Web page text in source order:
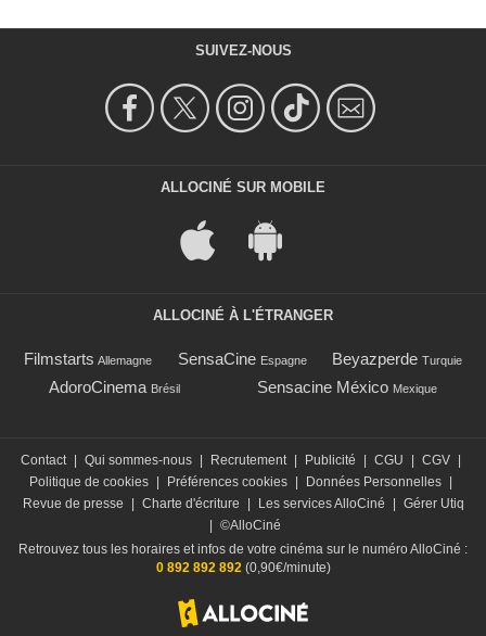
SUIVEZ-NOUS
ALLOCINÉ SUR MOBILE
ALLOCINÉ À L'ÉTRANGER
Filmstarts Allemagne SensaCine Espagne Beyazperde Turquie
AdoroCinema Brésil Sensacine México Mexique
Contact | Qui sommes-nous | Recrutement | Publicité | CGU | CGV |
Politique de cookies | Préférences cookies | Données Personnelles |
Revue de presse
| Charte d'écriture | Les services AlloCiné | Gérer Utiq
| ©AlloCiné
Retrouvez tous les horaires et infos de votre cinéma sur le numéro AlloCiné :
0 892 892 892 (0,90€/minute)